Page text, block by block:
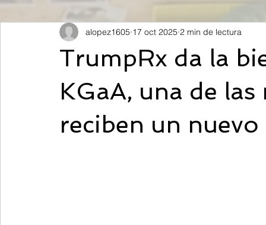
TrumpRx da la
KGaA, una de
reciben un
alopez1605 17 oct 2025 2 min de lectura